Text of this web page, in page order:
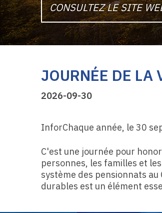
CONSULTEZ LE SITE
JOURNÉE DE
2026-09-30
InforChaque année, le 30
C'est une journée pour
personnes, les familles et
système des pensionnats
durables est un élément